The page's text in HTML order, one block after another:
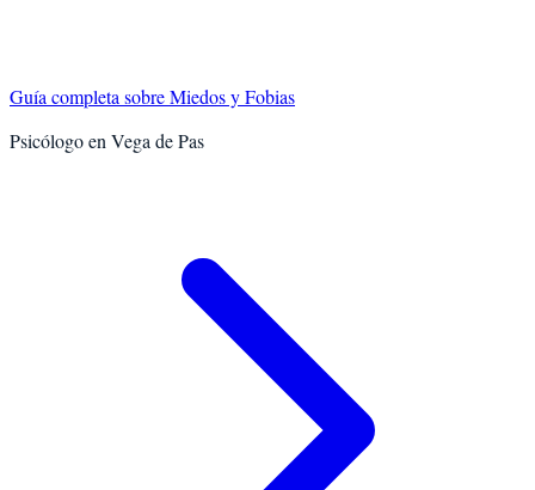
Guía completa sobreMiedos y Fobias
Psicólogo en Vega de Pas